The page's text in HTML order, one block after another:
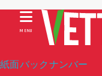
紙面バックナンバー
MENU